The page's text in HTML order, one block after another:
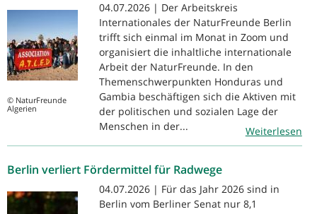
© NaturFreunde
Algerien
04.07.2026 | Der Arbeitskreis
Internationales der NaturFreunde Berlin
trifft sich einmal im Monat in Zoom und
organisiert die inhaltliche internationale
Arbeit der NaturFreunde. In den
Themenschwerpunkten Honduras und
Gambia beschäftigen sich die Aktiven mit
der politischen und sozialen Lage der
Menschen in der...
Weiterlesen
Berlin verliert Fördermittel für Radwege
04.07.2026 | Für das Jahr 2026 sind in
Berlin vom Berliner Senat nur 8,1